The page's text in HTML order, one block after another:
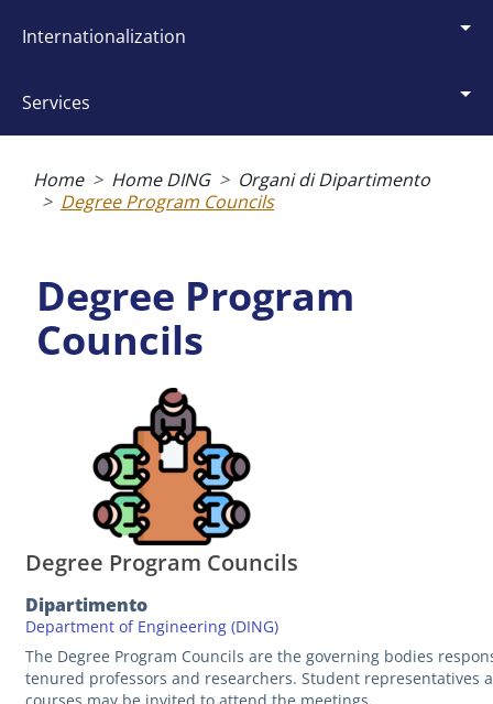
internationalization
services
Home Home DING
Organi di Dipartimento
Degree Program Councils
Degree Program
Councils
Degree Program Councils
Dipartimento
Department of Engineering (DING)
The Degree Program Councils are the governing bodies
tenured professors and researchers. Student